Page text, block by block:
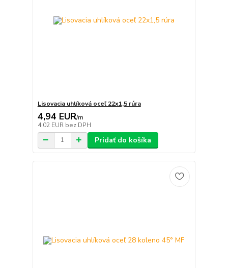
Lisovacia uhlíková oceľ 22x1,5 rúra
4,94 EUR/m
4,02 EUR bez DPH
Pridať do košíka